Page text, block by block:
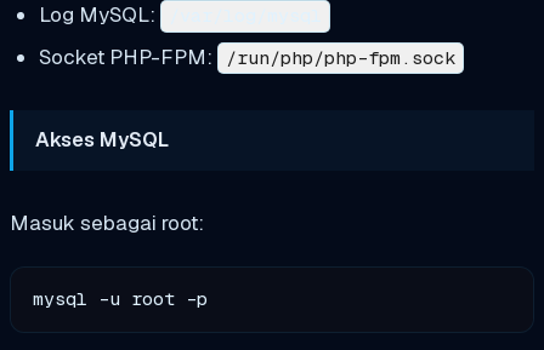
Log MySQL:
Socket PHP-FPM: /run/php/php-fpm.sock
Akses MySQL
Masuk sebagai root: